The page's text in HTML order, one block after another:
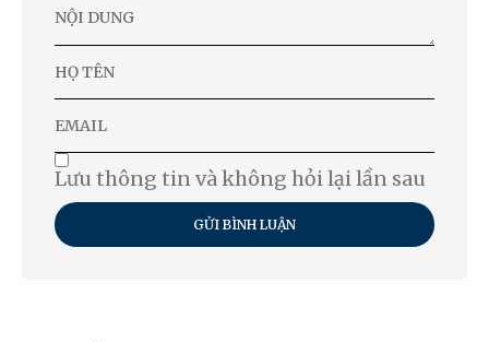
Lưu thông tin và không hỏi lại lần sau
GỬI BÌNH LUẬN